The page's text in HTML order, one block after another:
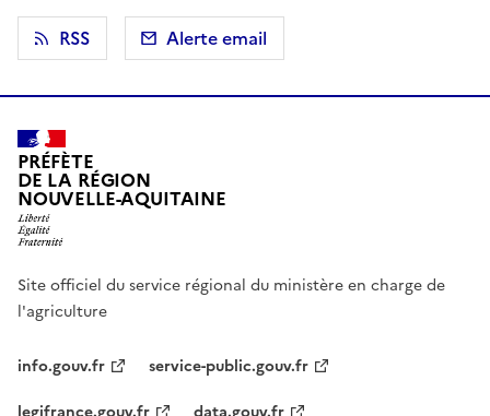
RSS
Alerte email
PRÉFÈTE
DE LA RÉGION
NOUVELLE-AQUITAINE
Site officiel du service régional du ministère en charge de
l'agriculture
info.gouv.fr
service-public.gouv.fr